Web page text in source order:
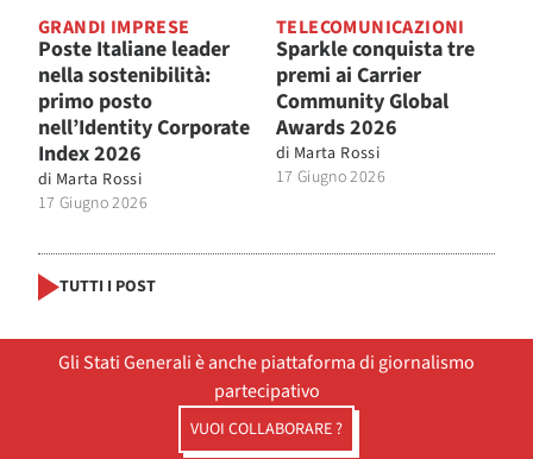
GRANDI IMPRESE
Poste Italiane leader
nella sostenibilità:
primo posto
nell’Identity Corporate
Index 2026
di Marta Rossi
17 Giugno 2026
TELECOMUNICAZIONI
Sparkle conquista tre
premi ai Carrier
Community Global
Awards 2026
di Marta Rossi
17 Giugno 2026
TUTTI I POST
Gli Stati Generali è anche piattaforma di giornalismo
partecipativo
VUOI COLLABORARE ?